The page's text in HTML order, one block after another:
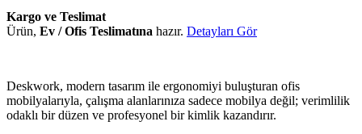
Kargo ve Teslimat
Ürün, Ev / Ofis Teslimatına hazır. Detayları Gör
Deskwork, modern tasarım ile ergonomiyi buluşturan ofis
mobilyalarıyla, çalışma alanlarınıza sadece mobilya değil; verimlilik
odaklı bir düzen ve profesyonel bir kimlik kazandırır.